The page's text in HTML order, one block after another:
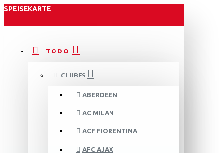
SPEISEKARTE
TODO
CLUBES
ABERDEEN
AC MILAN
ACF FIORENTINA
AFC AJAX